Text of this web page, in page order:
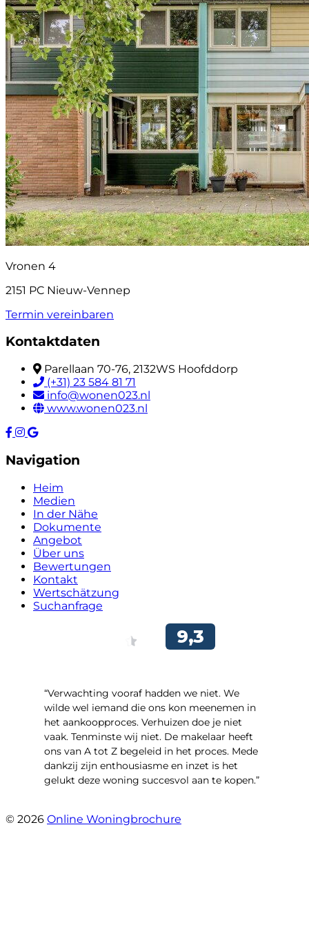
Vronen 4
2151 PC Nieuw-Vennep
Termin vereinbaren
Kontaktdaten
Parellaan 70-76, 2132WS Hoofddorp
(+31) 23 584 81 71
info@wonen023.nl
www.wonen023.nl
Navigation
Heim
Medien
In der Nähe
Dokumente
Angebot
Über uns
Bewertungen
Kontakt
Wertschätzung
Suchanfrage
“Verwachting vooraf hadden we niet. We
wilde wel iemand die ons kon meenemen in
het aankoopproces. Verhuizen doe je niet
vaak. Tenminste wij niet. De makelaar heeft
ons van A tot Z begeleid in het proces. Mede
dankzij zijn enthousiasme en inzet is het
gelukt deze woning succesvol aan te kopen.”
© 2026 Online Woningbrochure